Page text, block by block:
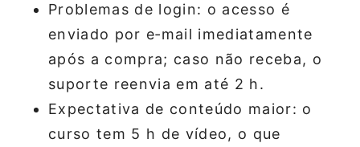
Problemas de login: o acesso é
enviado por e‑mail imediatamente
após a compra; caso não receba, o
suporte reenvia em até 2 h.
Expectativa de conteúdo maior: o
curso tem 5 h de vídeo, o que